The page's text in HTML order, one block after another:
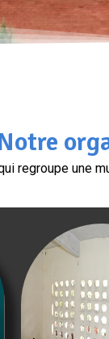
regroupe une